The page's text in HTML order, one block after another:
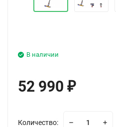
В наличии
52 990 ₽
Количество: